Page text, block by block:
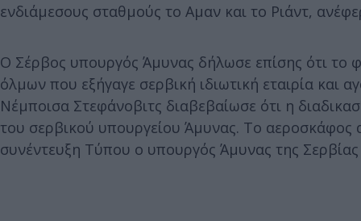
ενδιάμεσους σταθμούς το Αμαν και το Ριάντ,
Ο Σέρβος υπουργός Άμυνας δήλωσε επίσης ότι το
όλμων που εξήγαγε σερβική ιδιωτική εταιρία
Νέμποισα Στεφάνοβιτς διαβεβαίωσε ότι η
του σερβικού υπουργείου Άμυνας. Το αεροσκάφος
συνέντευξη Τύπου ο υπουργός Άμυνας της